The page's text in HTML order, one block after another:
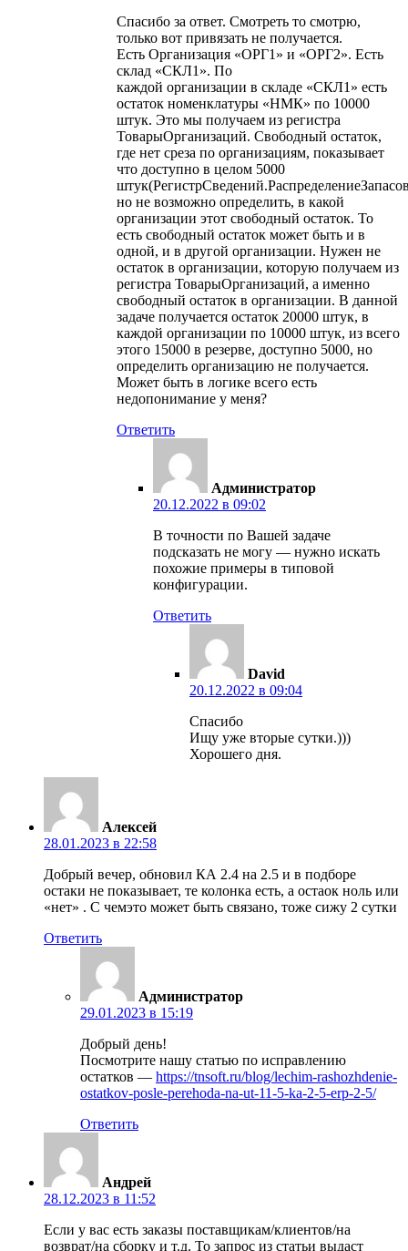
Спасибо за ответ. Смотреть то смотрю,
только вот привязать не получается.
Есть Организация «ОРГ1» и «ОРГ2». Есть
склад «СКЛ1». По
каждой организации в складе «СКЛ1» есть
остаток номенклатуры «НМК» по 10000
штук. Это мы получаем из регистра
ТоварыОрганизаций. Свободный остаток,
где нет среза по организациям, показывает
что доступно в целом 5000
но не возможно определить, в какой
организации этот свободный остаток. То
есть свободный остаток может быть и в
одной, и в другой организации. Нужен не
остаток в организации, которую получаем из
регистра ТоварыОрганизаций, а именно
свободный остаток в организации. В данной
задаче получается остаток 20000 штук, в
каждой организации по 10000 штук, из всего
этого 15000 в резерве, доступно 5000, но
определить организацию не получается.
Может быть в логике всего есть
недопонимание у меня?
Ответить
Администратор
20.12.2022 в 09:02
В точности по Вашей задаче
подсказать не могу — нужно искать
похожие примеры в типовой
конфигурации.
Ответить
David
20.12.2022 в 09:04
Спасибо
Ищу уже вторые сутки.)))
Хорошего дня.
Алексей
28.01.2023 в 22:58
Добрый вечер, обновил КА 2.4 на 2.5 и в подборе
остаки не показывает, те колонка есть, а остаок ноль или
«нет» . С чемэто может быть связано, тоже сижу 2 сутки
Ответить
Администратор
29.01.2023 в 15:19
Добрый день!
Посмотрите нашу статью по исправлению
остатков — https://tnsoft.ru/blog/lechim-rashozhdenie-
ostatkov-posle-perehoda-na-ut-11-5-ka-2-5-erp-2-5/
Ответить
Андрей
28.12.2023 в 11:52
Если у вас есть заказы поставщикам/клиентов/на
возврат/на сборку и т.д. То запрос из статьи выдаст